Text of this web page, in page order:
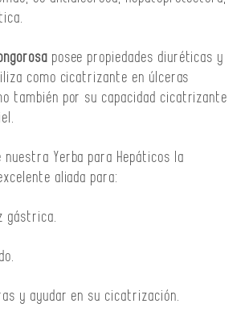
posee propiedades diuréticas y
como cicatrizante en úlceras
también por su capacidad cicatrizante
nuestra Yerba para Hepáticos la
aliada para:
gástrica.
y ayudar en su cicatrización.